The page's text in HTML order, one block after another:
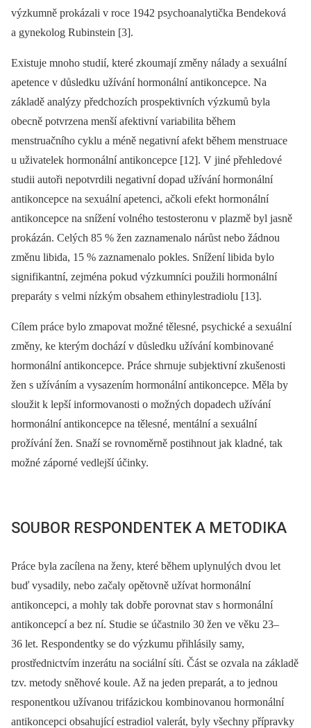
výzkumně prokázali v roce 1942 psychoanalytička Bendeková
a gynekolog Rubinstein [3].
Existuje mnoho studií, které zkoumají změny nálady a sexuální
apetence v důsledku užívání hormonální antikoncepce. Na
základě analýzy předchozích prospektivních výzkumů byla
obecně potvrzena menší afektivní variabilita během
menstruačního cyklu a méně negativní afekt během menstruace
u uživatelek hormonální antikoncepce [12]. V jiné přehledové
studii autoři nepotvrdili negativní dopad užívání hormonální
antikoncepce na sexuální apetenci, ačkoli efekt hormonální
antikoncepce na snížení volného testosteronu v plazmě byl jasně
prokázán. Celých 85 % žen zaznamenalo nárůst nebo žádnou
změnu libida, 15 % zaznamenalo pokles. Snížení libida bylo
signifikantní, zejména pokud výzkumníci použili hormonální
preparáty s velmi nízkým obsahem ethinylestradiolu [13].
Cílem práce bylo zmapovat možné tělesné, psychické a sexuální
změny, ke kterým dochází v důsledku užívání kombinované
hormonální antikoncepce. Práce shrnuje subjektivní zkušenosti
žen s užíváním a vysazením hormonální antikoncepce. Měla by
sloužit k lepší informovanosti o možných dopadech užívání
hormonální antikoncepce na tělesné, mentální a sexuální
prožívání žen. Snaží se rovnoměrně postihnout jak kladné, tak
možné záporné vedlejší účinky.
SOUBOR RESPONDENTEK A METODIKA
Práce byla zacílena na ženy, které během uplynulých dvou let
buď vysadily, nebo začaly opětovně užívat hormonální
antikoncepci, a mohly tak dobře porovnat stav s hormonální
antikoncepcí a bez ní. Studie se účastnilo 30 žen ve věku 23–
36 let. Respondentky se do výzkumu přihlásily samy,
prostřednictvím inzerátu na sociální síti. Část se ozvala na základě
tzv. metody sněhové koule. Až na jeden preparát, a to jednou
responentkou užívanou trifázickou kombinovanou hormonální
antikoncepci obsahující estradiol valerát, byly všechny přípravky